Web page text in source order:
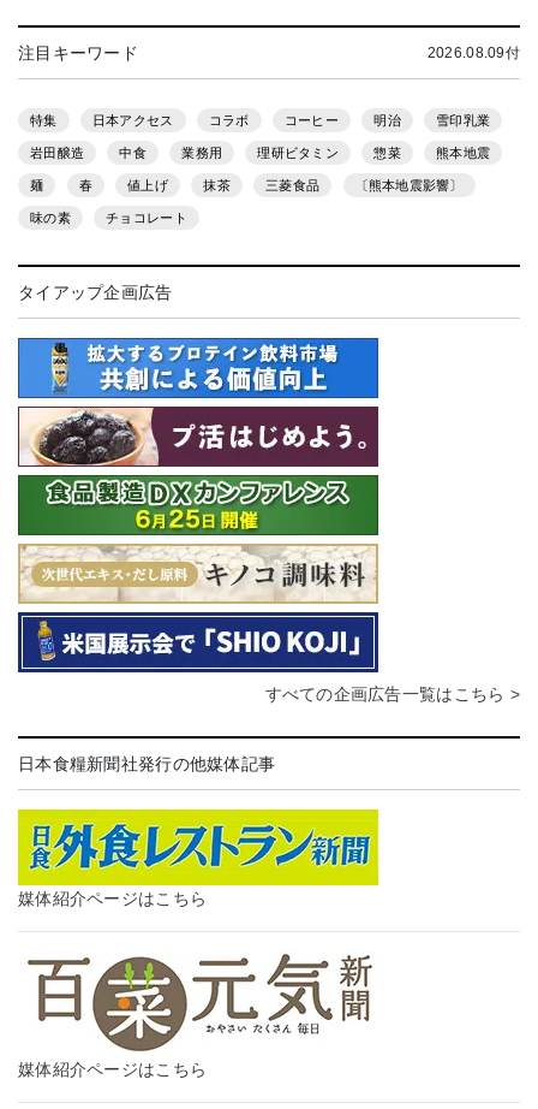
注目キーワード 2026.08.09付
特集 日本アクセス コラボ コーヒー 明治 雪印乳業
岩田醸造 中食 業務用 理研ビタミン 惣菜 熊本地震
麺 春 値上げ 抹茶 三菱食品 〔熊本地震影響〕
味の素 チョコレート
タイアップ企画広告
すべての企画広告一覧はこちら >
日本食糧新聞社発行の他媒体記事
媒体紹介ページはこちら
媒体紹介ページはこちら